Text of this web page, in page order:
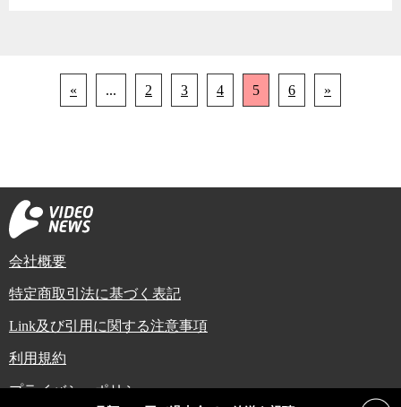
« ... 2 3 4 5 6 »
会社概要
特定商取引法に基づく表記
Link及び引用に関する注意事項
利用規約
プライバシーポリシー